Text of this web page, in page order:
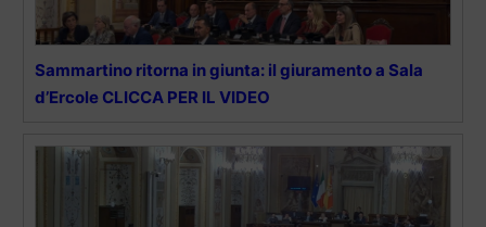
Sammartino ritorna in giunta: il giuramento a Sala
d’Ercole CLICCA PER IL VIDEO